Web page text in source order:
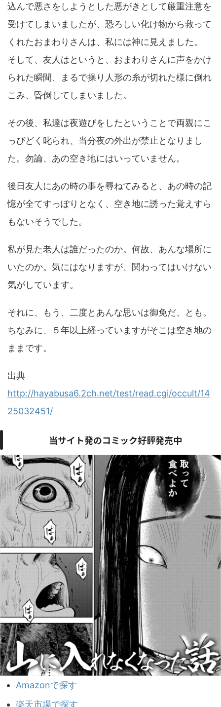
込んで悪さをしようとした悪がきとして厳重注意を
受けてしまいましたが、恐ろしい化け物から救って
くれたおまわりさんは、私には神に見えました。
そして、友人はというと、おまわりさんに声をかけ
られた瞬間、まるで操り人形の糸が切れた様に倒れ
こみ、昏倒してしまいました。
その後、私達は夜遊びをしたということで両親にこ
っぴどく叱られ、当分夜の外出が禁止となりまし
た。勿論、あの空き地にはいっていません。
後日友人にあの時の事を尋ねてみると、あの時の記
憶が全てすっぽりとなく、空き地に誘った覚えすら
もないそうでした。
私が見た老人は誰だったのか。何故、あんな場所に
いたのか。気にはなりますが、関わってはいけない
気がしています。
それに、もう、二度とあんな思いは御免だ、とも。
ちなみに、５年以上経っていますがそこは空き地の
ままです。
出典
http://hayabusa6.2ch.net/test/read.cgi/occult/14
25032451/
当サイト発のコミック好評発売中
Amazonで探す
楽天市場で探す